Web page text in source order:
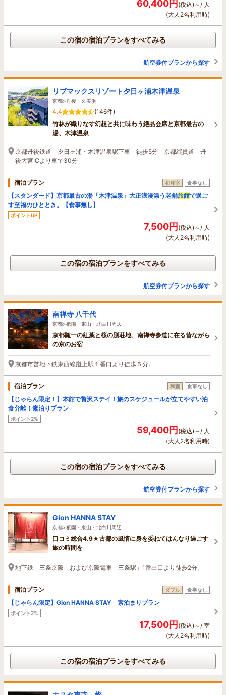
60,400円(税込)～/ 人
(大人2名利用時)
この宿の宿泊プランをすべてみる
航空券付プランから探す
リブマックスリゾート夕日ヶ浦木津温泉
京都>丹後・久美浜
4.4
(146件)
竹林が織りなす幻想と共に味わう絶品会席と京都最古の
湯、木津温泉
京都丹後鉄道 夕日ヶ浦・木津温泉駅下車 徒歩5分 京都縦貫道 丹
後大宮ICより車で30分
宿泊プラン 和洋室 食事なし
【スタンダード】京都最古の湯「木津温泉」大正浪漫漂う老舗旅館で過ご
す至福のひととき。【食事無し】
ポイントUP
7,500円(税込)～/ 人
(大人2名利用時)
この宿の宿泊プランをすべてみる
航空券付プランから探す
南禅寺 八千代
京都>祇園・東山・北白川周辺
京都随一の紅葉と桜の別荘地、南禅寺参道に在る昔ながら
の京のお宿
京都市営地下鉄東西線蹴上駅１番口より徒歩５分。
宿泊プラン 和室 食事なし
【じゃらん限定！】本館で贅沢ステイ！旅のスケジュールが立てやすい泊
食分離！素泊りプラン
ポイント2%
59,400円(税込)～/ 人
(大人2名利用時)
この宿の宿泊プランをすべてみる
航空券付プランから探す
Gion HANNA STAY
京都>祇園・東山・北白川周辺
口コミ総合4.9★古都の風情に身を委ねてはんなり過ごす
旅の時間を
地下鉄「三条京阪」および京阪電車「三条駅」1番出口より徒歩2分。
宿泊プラン ダブル 食事なし
【じゃらん限定】Gion HANNA STAY 素泊まりプラン
ポイント2%
17,500円(税込)～/ 室
(大人2名利用時)
この宿の宿泊プランをすべてみる